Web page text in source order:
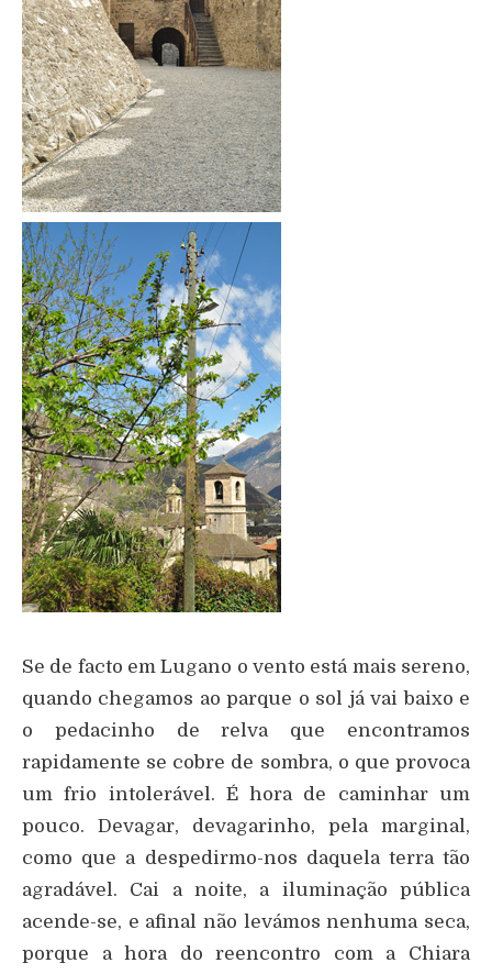
Se de facto em Lugano o vento está mais sereno,
quando chegamos ao parque o sol já vai baixo e
o pedacinho de relva que encontramos
rapidamente se cobre de sombra, o que provoca
um frio intolerável. É hora de caminhar um
pouco. Devagar, devagarinho, pela marginal,
como que a despedirmo-nos daquela terra tão
agradável. Cai a noite, a iluminação pública
acende-se, e afinal não levámos nenhuma seca,
porque a hora do reencontro com a Chiara